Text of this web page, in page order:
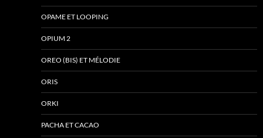
OPAME ET LOOPING
OPIUM 2
OREO (BIS) ET MÉLODIE
ORIS
ORKI
PACHA ET CACAO